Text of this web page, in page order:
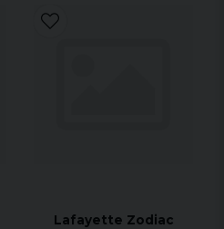
Lafayette Zodiac